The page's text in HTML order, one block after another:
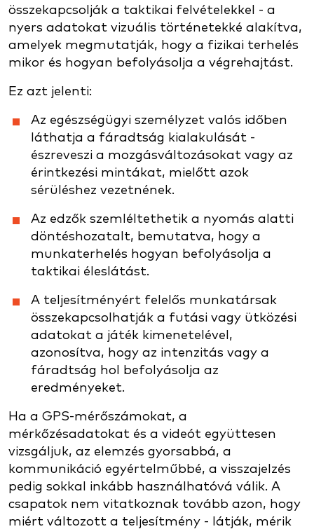
összekapcsolják a taktikai felvételekkel - a
nyers adatokat vizuális történetekké alakítva,
amelyek megmutatják, hogy a fizikai terhelés
mikor és hogyan befolyásolja a végrehajtást.
Ez azt jelenti:
Az egészségügyi személyzet valós időben
láthatja a fáradtság kialakulását -
észreveszi a mozgásváltozásokat vagy az
érintkezési mintákat, mielőtt azok
sérüléshez vezetnének.
Az edzők szemléltethetik a nyomás alatti
döntéshozatalt, bemutatva, hogy a
munkaterhelés hogyan befolyásolja a
taktikai éleslátást.
A teljesítményért felelős munkatársak
összekapcsolhatják a futási vagy ütközési
adatokat a játék kimenetelével,
azonosítva, hogy az intenzitás vagy a
fáradtság hol befolyásolja az
eredményeket.
Ha a GPS-mérőszámokat, a
mérkőzésadatokat és a videót együttesen
vizsgáljuk, az elemzés gyorsabbá, a
kommunikáció egyértelműbbé, a visszajelzés
pedig sokkal inkább használhatóvá válik. A
csapatok nem vitatkoznak tovább azon, hogy
miért változott a teljesítmény - látják, mérik